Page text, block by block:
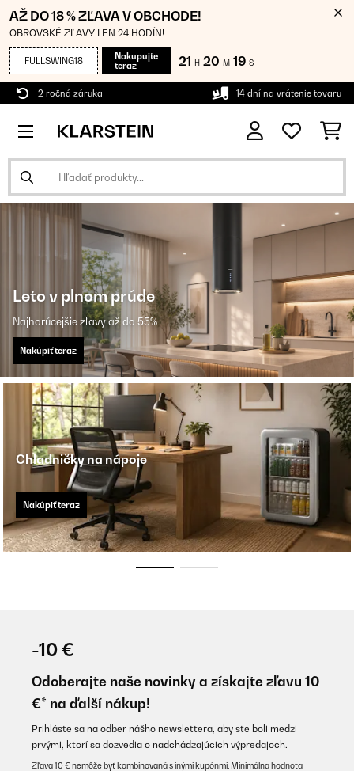
AŽ DO 18 % ZĽAVA V OBCHODE!
OBROVSKÉ ZĽAVY LEN 24 HODÍN!
FULLSWING18
Nakupujte
teraz
21 H 20 M 19 S
2 ročná záruka 14 dní na vrátenie tovaru
Leto v plnom prúde
Najhorúcejšie zľavy až do 55%
Nakúpiť teraz
Chladničky na nápoje
Nakúpiť teraz
-10 €
Odoberajte naše novinky a získajte zľavu 10
€* na ďalší nákup!
Prihláste sa na odber nášho newslettera, aby ste boli medzi
prvými, ktorí sa dozvedia o nadchádzajúcich výpredajoch.
Zľava 10 € nemôže byť kombinovaná s inými kupónmi. Minimálna hodnota